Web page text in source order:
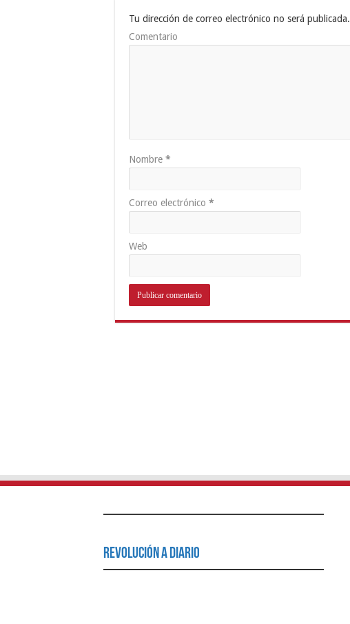
Tu dirección de correo electrónico no será publicada.
Comentario
Nombre *
Correo electrónico *
Web
Revolución a Diario